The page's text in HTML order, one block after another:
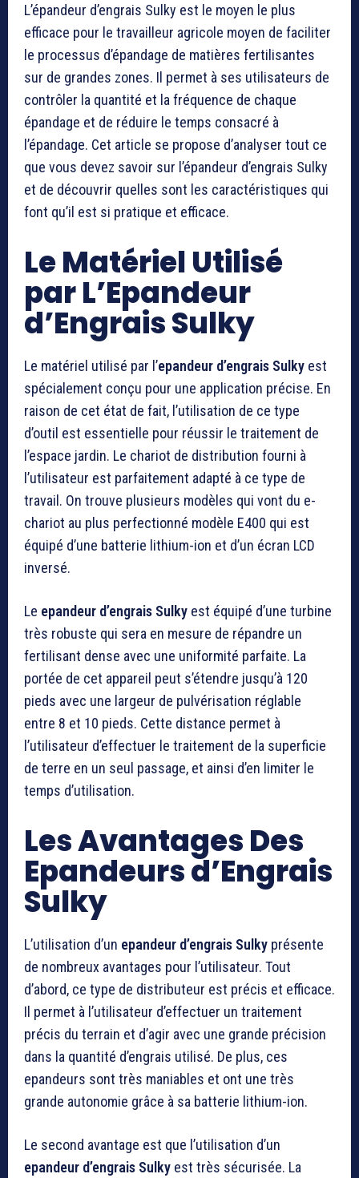
L’épandeur d’engrais Sulky est le moyen le plus
efficace pour le travailleur agricole moyen de faciliter
le processus d’épandage de matières fertilisantes
sur de grandes zones. Il permet à ses utilisateurs de
contrôler la quantité et la fréquence de chaque
épandage et de réduire le temps consacré à
l’épandage. Cet article se propose d’analyser tout ce
que vous devez savoir sur l’épandeur d’engrais Sulky
et de découvrir quelles sont les caractéristiques qui
font qu’il est si pratique et efficace.
Le Matériel Utilisé
par L’Epandeur
d’Engrais Sulky
Le matériel utilisé par l’epandeur d’engrais Sulky est
spécialement conçu pour une application précise. En
raison de cet état de fait, l’utilisation de ce type
d’outil est essentielle pour réussir le traitement de
l’espace jardin. Le chariot de distribution fourni à
l’utilisateur est parfaitement adapté à ce type de
travail. On trouve plusieurs modèles qui vont du e-
chariot au plus perfectionné modèle E400 qui est
équipé d’une batterie lithium-ion et d’un écran LCD
inversé.
Le epandeur d’engrais Sulky est équipé d’une turbine
très robuste qui sera en mesure de répandre un
fertilisant dense avec une uniformité parfaite. La
portée de cet appareil peut s’étendre jusqu’à 120
pieds avec une largeur de pulvérisation réglable
entre 8 et 10 pieds. Cette distance permet à
l’utilisateur d’effectuer le traitement de la superficie
de terre en un seul passage, et ainsi d’en limiter le
temps d’utilisation.
Les Avantages Des
Epandeurs d’Engrais
Sulky
L’utilisation d’un epandeur d’engrais Sulky présente
de nombreux avantages pour l’utilisateur. Tout
d’abord, ce type de distributeur est précis et efficace.
Il permet à l’utilisateur d’effectuer un traitement
précis du terrain et d’agir avec une grande précision
dans la quantité d’engrais utilisé. De plus, ces
epandeurs sont très maniables et ont une très
grande autonomie grâce à sa batterie lithium-ion.
Le second avantage est que l’utilisation d’un
epandeur d’engrais Sulky est très sécurisée. La